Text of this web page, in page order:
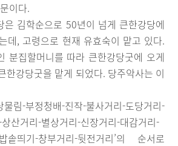
이다.
은 김학순으로 50년이 넘게 큰한강당에
데, 고령으로 현재 유효숙이 맡고 있다.
분집할머니를 따라 큰한강당굿에 오게
한강당굿을 맡게 되었다. 당주악사는 이
림-부정청배-진작-불사거리-도당거리-
산거리-별상거리-신장거리-대감거리-
솥띄기-창부거리-뒷전거리’의 순서로